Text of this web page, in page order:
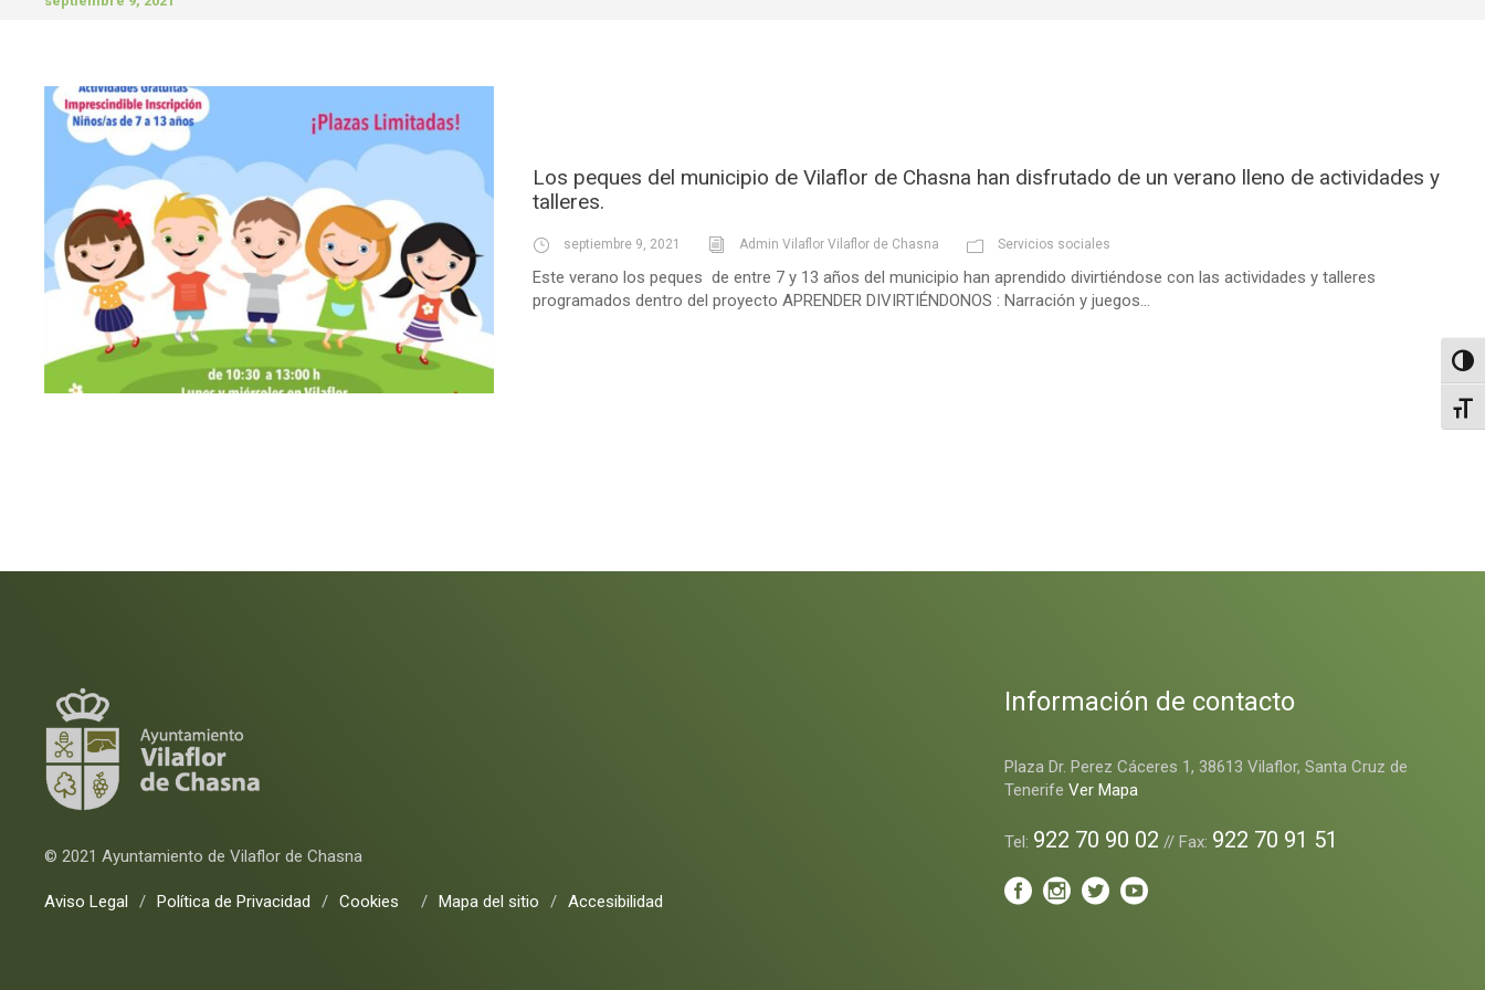
Los peques del municipio de Vilaflor de Chasna han disfrutado de un verano lleno de actividades y
talleres.
septiembre 9, 2021 Admin Vilaflor Vilaflor de Chasna Servicios sociales
Este verano los peques de entre 7 y 13 años del municipio han aprendido divirtiéndose con las actividades y talleres
programados dentro del proyecto APRENDER DIVIRTIÉNDONOS : Narración y juegos...
© 2021 Ayuntamiento de Vilaflor de Chasna
Aviso Legal / Política de Privacidad / Cookies / Mapa del sitio / Accesibilidad
Información de contacto
Plaza Dr. Perez Cáceres 1, 38613 Vilaflor, Santa Cruz de
TenerifeVer Mapa
Tel: 922 70 90 02 // Fax: 922 70 91 51